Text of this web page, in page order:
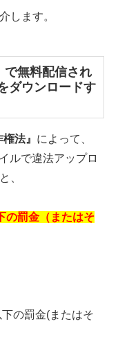
します。
で無料配信され
ダウンロードす
法』 によって、
ルで違法アップロ
、
の罰金（またはそ
の罰金(またはそ